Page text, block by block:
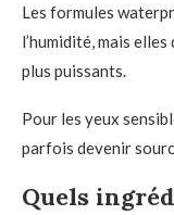
Les formules
l’humidité, mais
plus puissants.
Pour les yeux
parfois devenir
Quels